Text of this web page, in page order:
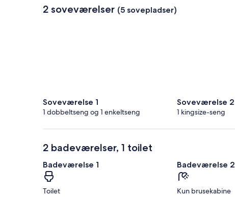
2 soveværelser (5 sovepladser)
Soveværelse 1
1 dobbeltseng og 1 enkeltseng
Soveværelse 2
1 kingsize-seng
2 badeværelser, 1 toilet
Badeværelse 1
Toilet
Badeværelse 2
Kun brusekabine